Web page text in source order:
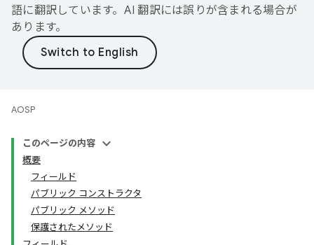
語に翻訳しています。AI 翻訳には誤りが含まれる場合が
あります。
AOSP
このページの内容
概要
フィールド
パブリック コンストラクタ
パブリック メソッド
保護されたメソッド